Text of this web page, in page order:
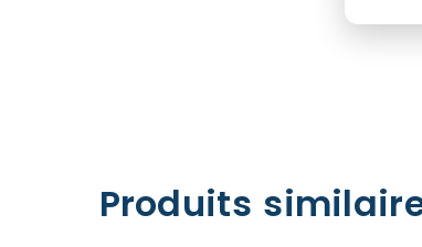
Produits